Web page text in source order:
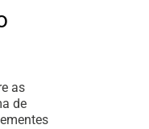
as
de